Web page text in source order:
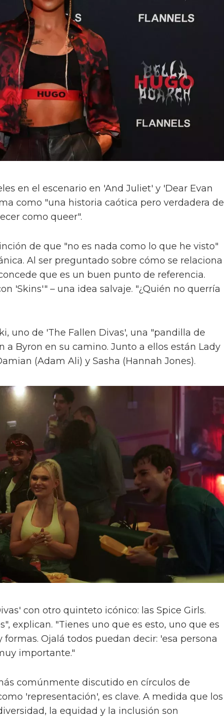
en el escenario en 'And Juliet' y 'Dear Evan
como "una historia caótica pero verdadera de
como queer".
de que "no es nada como lo que he visto"
Al ser preguntado sobre cómo se relaciona
que es un buen punto de referencia.
'Skins'" – una idea salvaje. "¿Quién no querría
uno de 'The Fallen Divas', una "pandilla de
a Byron en su camino. Junto a ellos están Lady
(Adam Ali) y Sasha (Hannah Jones).
con otro quinteto icónico: las Spice Girls.
explican. "Tienes uno que es esto, uno que es
Ojalá todos puedan decir: 'esa persona
importante."
comúnmente discutido en círculos de
'representación', es clave. A medida que los
la equidad y la inclusión son